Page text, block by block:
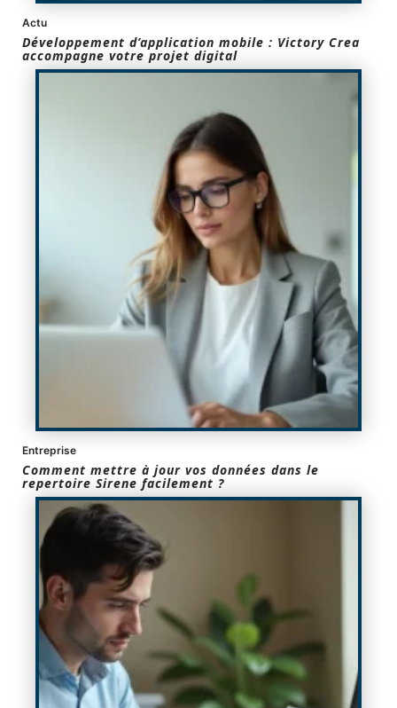
Actu
Développement d’application mobile : Victory Crea
accompagne votre projet digital
Entreprise
Comment mettre à jour vos données dans le
repertoire Sirene facilement ?